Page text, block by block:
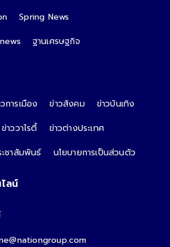
Spring News
ฐานเศรษฐกิจ
การเมือง ข่าวสังคม
ข่าวบันเทิง
ข่าววาไรตี้
ข่าวต่างประเทศ
ะชาสัมพันธ์ นโยบายการเป็นส่วนตัว
ลน์